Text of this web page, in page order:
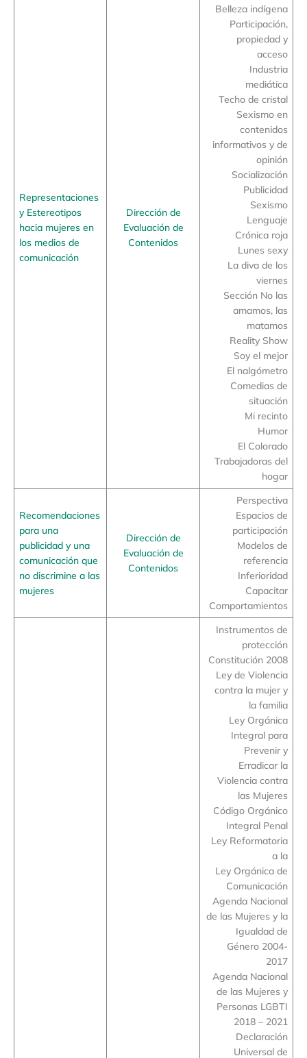
Representaciones
y Estereotipos
hacia mujeres en
los medios de
comunicación
Dirección de
Evaluación de
Contenidos
Belleza indígena
Participación,
propiedad y
acceso
Industria
mediática
Techo de cristal
Sexismo en
contenidos
informativos y de
opinión
Socialización
Publicidad
Sexismo
Lenguaje
Crónica roja
Lunes sexy
La diva de los
viernes
Sección No las
amamos, las
matamos
Reality Show
Soy el mejor
El nalgómetro
Comedias de
situación
Mi recinto
Humor
El Colorado
Trabajadoras del
hogar
Recomendaciones
para una
publicidad y una
comunicación que
no discrimine a las
mujeres
Dirección de
Evaluación de
Contenidos
Perspectiva
Espacios de
participación
Modelos de
referencia
Inferioridad
Capacitar
Comportamientos
Instrumentos de
protección
Constitución 2008
Ley de Violencia
contra la mujer y
la familia
Ley Orgánica
Integral para
Prevenir y
Erradicar la
Violencia contra
las Mujeres
Código Orgánico
Integral Penal
Ley Reformatoria
a la
Ley Orgánica de
Comunicación
Agenda Nacional
de las Mujeres y la
Igualdad de
Género 2004-
2017
Agenda Nacional
de las Mujeres y
Personas LGBTI
2018 – 2021
Declaración
Universal de